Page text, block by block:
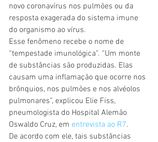
novo coronavírus nos pulmões ou da
resposta exagerada do sistema imune
do organismo ao vírus.
Esse fenômeno recebe o nome de
“tempestade imunológica”. “Um monte
de substâncias são produzidas. Elas
causam uma inflamação que ocorre nos
brônquios, nos pulmões e nos alvéolos
pulmonares”, explicou Elie Fiss,
pneumologista do Hospital Alemão
Oswaldo Cruz, em entrevista ao R7.
De acordo com ele, tais substâncias